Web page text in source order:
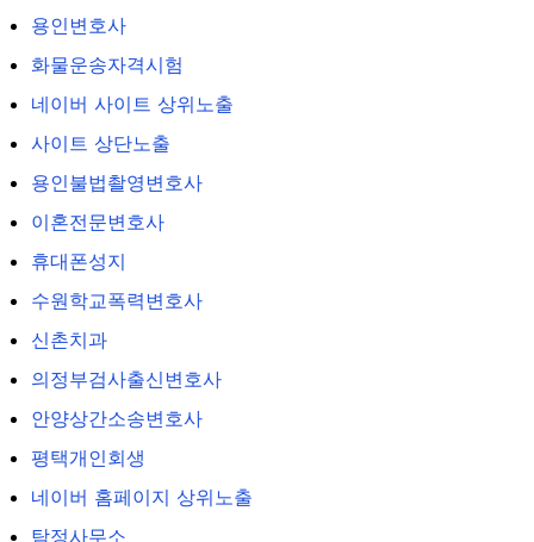
용인변호사
화물운송자격시험
네이버 사이트 상위노출
사이트 상단노출
용인불법촬영변호사
이혼전문변호사
휴대폰성지
수원학교폭력변호사
신촌치과
의정부검사출신변호사
안양상간소송변호사
평택개인회생
네이버 홈페이지 상위노출
탐정사무소